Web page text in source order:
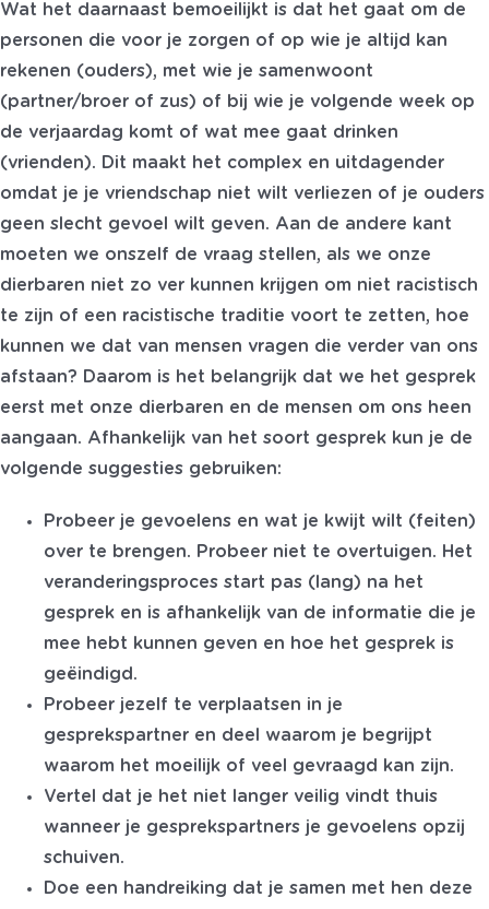
Wat het daarnaast bemoeilijkt is dat het gaat om de
personen die voor je zorgen of op wie je altijd kan
rekenen (ouders), met wie je samenwoont
(partner/broer of zus) of bij wie je volgende week op
de verjaardag komt of wat mee gaat drinken
(vrienden). Dit maakt het complex en uitdagender
omdat je je vriendschap niet wilt verliezen of je ouders
geen slecht gevoel wilt geven. Aan de andere kant
moeten we onszelf de vraag stellen, als we onze
dierbaren niet zo ver kunnen krijgen om niet racistisch
te zijn of een racistische traditie voort te zetten, hoe
kunnen we dat van mensen vragen die verder van ons
afstaan? Daarom is het belangrijk dat we het gesprek
eerst met onze dierbaren en de mensen om ons heen
aangaan. Afhankelijk van het soort gesprek kun je de
volgende suggesties gebruiken:
Probeer je gevoelens en wat je kwijt wilt (feiten)
over te brengen. Probeer niet te overtuigen. Het
veranderingsproces start pas (lang) na het
gesprek en is afhankelijk van de informatie die je
mee hebt kunnen geven en hoe het gesprek is
geëindigd.
Probeer jezelf te verplaatsen in je
gesprekspartner en deel waarom je begrijpt
waarom het moeilijk of veel gevraagd kan zijn.
Vertel dat je het niet langer veilig vindt thuis
wanneer je gesprekspartners je gevoelens opzij
schuiven.
Doe een handreiking dat je samen met hen deze